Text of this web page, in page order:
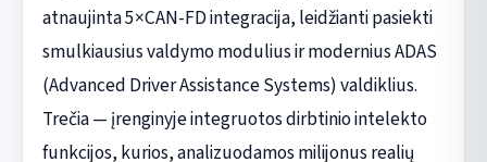
atnaujinta 5×CAN-FD integracija, leidžianti pasiekti
smulkiausius valdymo modulius ir modernius ADAS
(Advanced Driver Assistance Systems) valdiklius.
Trečia — įrenginyje integruotos dirbtinio intelekto
funkcijos, kurios, analizuodamos milijonus realių